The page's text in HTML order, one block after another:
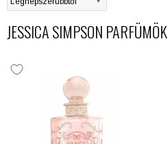
JESSICA SIMPSON PARFÜMÖK